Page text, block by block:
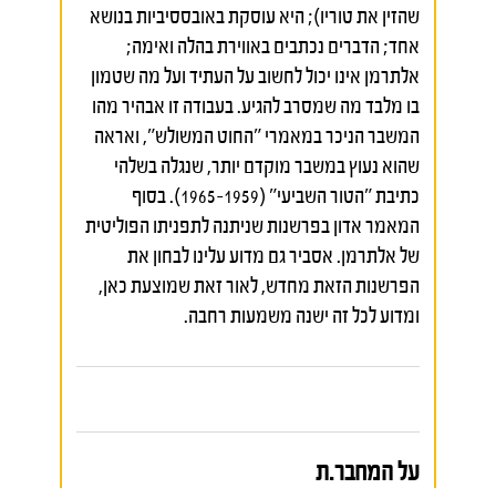
שהזין את טוריו); היא עוסקת באובססיביות בנושא
אחד; הדברים נכתבים באווירת בהלה ואימה;
אלתרמן אינו יכול לחשוב על העתיד ועל מה שטמון
בו מלבד מה שמסרב להגיע. בעבודה זו אבהיר מהו
המשבר הניכר במאמרי "החוט המשולש", ואראה
שהוא נעוץ במשבר מוקדם יותר, שנגלה בשלהי
כתיבת "הטור השביעי" (1959–1965). בסוף
המאמר אדון בפרשנות שניתנה לתפניתו הפוליטית
של אלתרמן. אסביר גם מדוע עלינו לבחון את
הפרשנות הזאת מחדש, לאור זאת שמוצעת כאן,
ומדוע לכל זה ישנה משמעות רחבה.
על המחבר.ת